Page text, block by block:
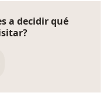
a decidir qué